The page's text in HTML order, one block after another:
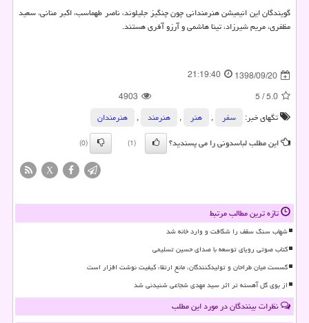
گویندگان این انیمیشن هنرمندانی چون چنگیز جلیلوند، ناصر طهماسب، اكبر منانی، سعید
مظفری، مریم شیرزاد، تینا هاشمی و آرزو آفری هستند.
1398/09/20
21:19:40
5.0
/
5
4903
تگهای خبر:
سفر , هنر , هنرمند ,
هنرمندان
این مطلب لباسدونی را می پسندید؟
(1)
(0)
X
تازه ترین مطالب مرتبط
شهاب سنگ سقف را شکافت و وارد خانه شد
کتاب صوتی رویای توسعه با صدای حسین تسلیمی
گسست میان طراحان و تولیدکنندگان، مانع ارتقاء کیفیت نوشت افزار است
از بوی گل آهسته تر اثر سید مهدی شجاعی شنیدنی شد
نظرات بینندگان در مورد این مطلب